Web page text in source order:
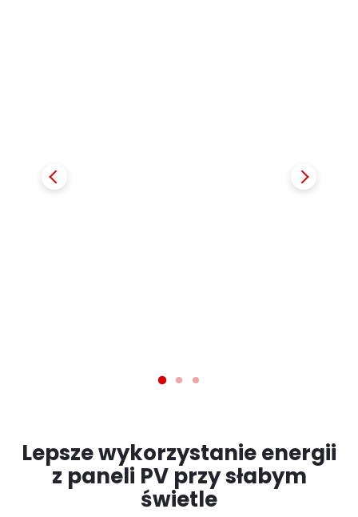
Lepsze wykorzystanie energii
z paneli PV przy słabym
świetle